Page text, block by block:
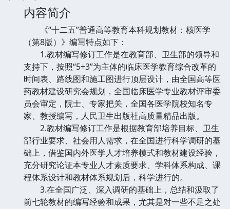
内容简介
《“十二五”普通高等教育本科规划教材：核医学
（第8版）》编写特点如下：
1.教材编写修订工作是在教育部、卫生部的领导和
支持下，按照“5+3”为主体的临床医学教育综合改革的
时间表、路线图和施工图进行顶层设计，由全国高等医
药教材建设研究会规划，全国临床医学专业教材评审委
员会审定，院士、专家把关，全国各医学院校知名专
家、教授编写，人民卫生出版社高质量精品出版。
2.教材编写修订工作是根据教育部培养目标、卫生
部行业要求、社会用人需求，在全国进行科学调研的基
础上，借鉴国内外医学人才培养模式和教材建设经验，
充分研究论证本专业人才素质要求、学科体系构成、课
程体系设计和教材体系规划后，科学进行的。
3.在全国广泛、深入调研的基础上，总结和汲取了
前七轮教材的编写经验和成果，尤其是对一些不足之处